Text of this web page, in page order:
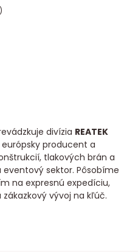
divízia REATEK
producent a
tlakových brán a
sektor. Pôsobíme
na expresnú expedíciu,
vývoj na kľúč.